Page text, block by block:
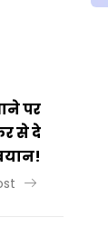
पर
से दे